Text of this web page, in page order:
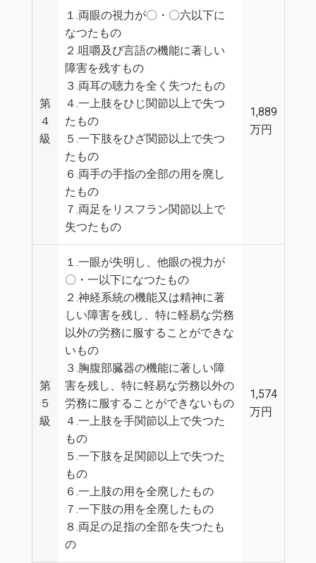
第
４
級
１.両眼の視力が〇・〇六以下に
なつたもの
２.咀嚼及び言語の機能に著しい
障害を残すもの
３.両耳の聴力を全く失つたもの
４.一上肢をひじ関節以上で失つ
たもの
５.一下肢をひざ関節以上で失つ
たもの
６.両手の手指の全部の用を廃し
たもの
７.両足をリスフラン関節以上で
失つたもの
1,889
万円
第
５
級
１.一眼が失明し、他眼の視力が
〇・一以下になつたもの
２.神経系統の機能又は精神に著
しい障害を残し、特に軽易な労務
以外の労務に服することができな
いもの
３.胸腹部臓器の機能に著しい障
害を残し、特に軽易な労務以外の
労務に服することができないもの
４.一上肢を手関節以上で失つた
もの
５.一下肢を足関節以上で失つた
もの
６.一上肢の用を全廃したもの
７.一下肢の用を全廃したもの
８.両足の足指の全部を失つたも
の
1,574
万円